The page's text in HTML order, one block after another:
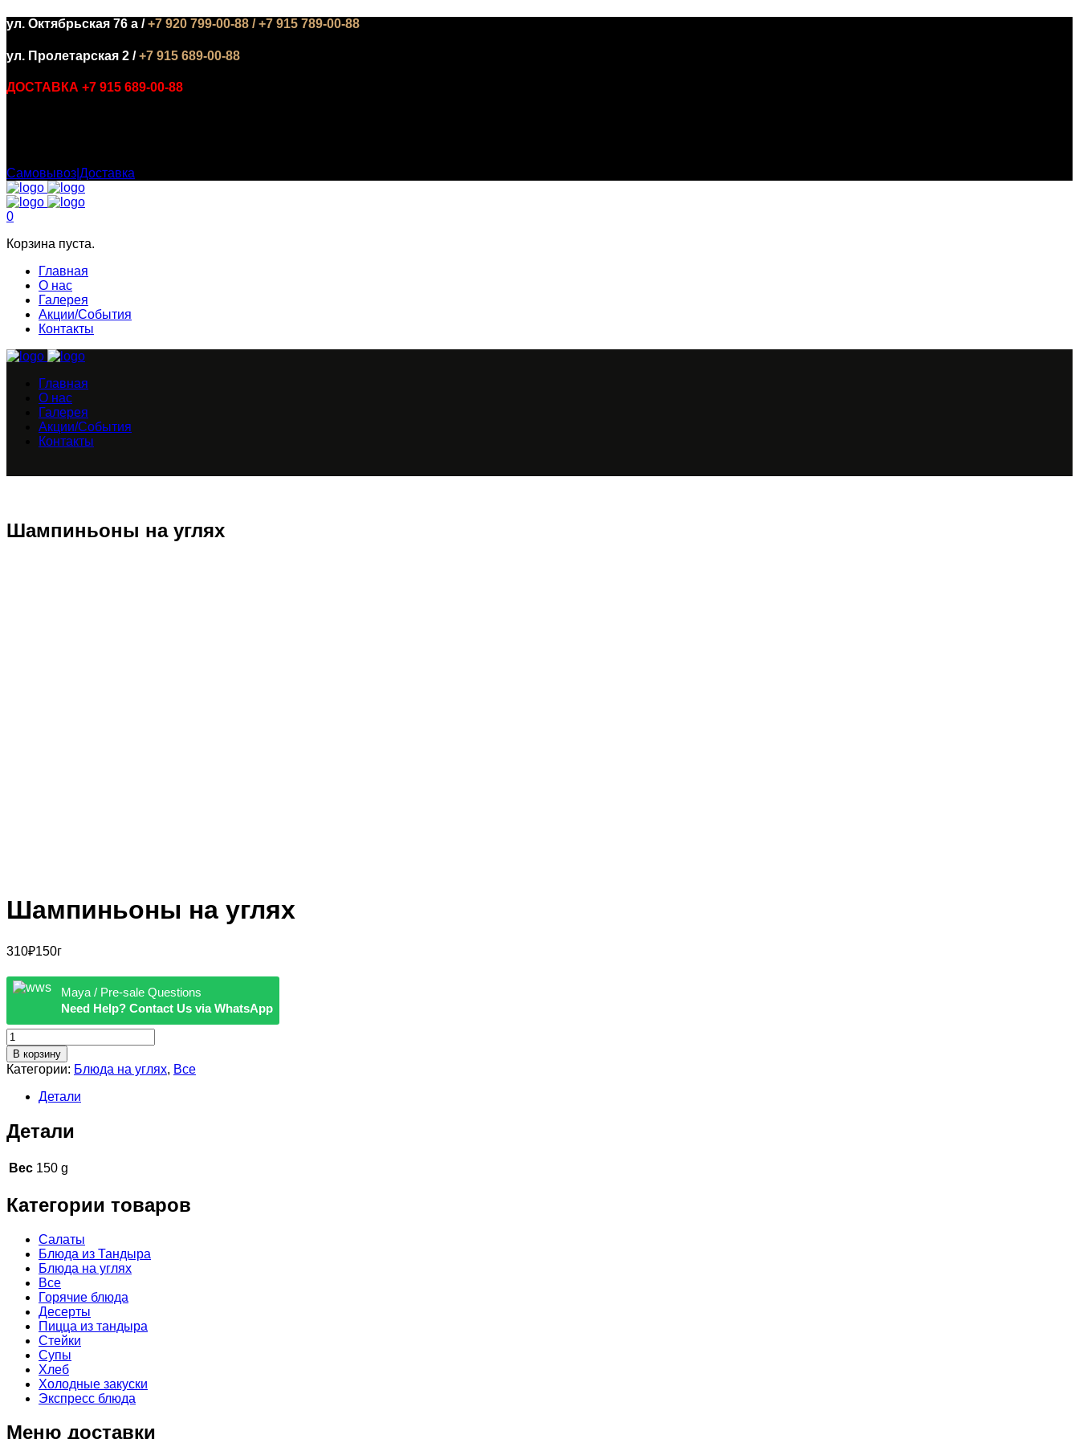
ул. Октябрьская 76 а /+7 920 799-00-88 / +7 915 789-00-88
ул. Пролетарская 2 /+7 915 689-00-88
ДОСТАВКА +7 915 689-00-88
Самовывоз|Доставка
0
Корзина пуста.
Главная
О нас
Галерея
Акции/События
Контакты
Главная
О нас
Галерея
Акции/События
Контакты
Шампиньоны на углях
Шампиньоны на углях
310₽150г
Maya / Pre-sale Questions
Need Help? Contact Us via WhatsApp
Количество
Шампиньоны
на
углях
В корзину
Категории: Блюда на углях, Все
Детали
Детали
Вес 150 g
Категории товаров
Cалаты
Блюда из Тандыра
Блюда на углях
Все
Горячие блюда
Десерты
Пицца из тандыра
Стейки
Супы
Хлеб
Холодные закуски
Экспресс блюда
Меню доставки